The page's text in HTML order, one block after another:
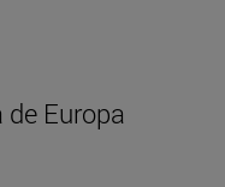
Europa